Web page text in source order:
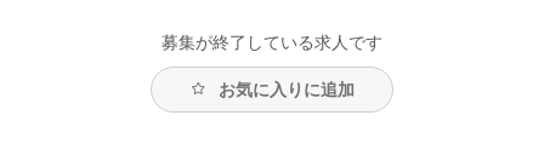
募集が終了している求人です
お気に入りに追加